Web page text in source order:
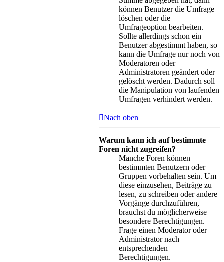
können Benutzer die Umfrage
löschen oder die
Umfrageoption bearbeiten.
Sollte allerdings schon ein
Benutzer abgestimmt haben, so
kann die Umfrage nur noch von
Moderatoren oder
Administratoren geändert oder
gelöscht werden. Dadurch soll
die Manipulation von laufenden
Umfragen verhindert werden.
Nach oben
Warum kann ich auf bestimmte
Foren nicht zugreifen?
Manche Foren können
bestimmten Benutzern oder
Gruppen vorbehalten sein. Um
diese einzusehen, Beiträge zu
lesen, zu schreiben oder andere
Vorgänge durchzuführen,
brauchst du möglicherweise
besondere Berechtigungen.
Frage einen Moderator oder
Administrator nach
entsprechenden
Berechtigungen.